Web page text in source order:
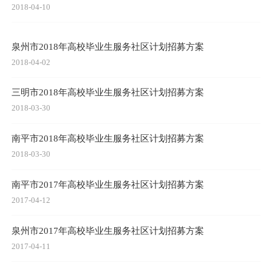
2018-04-10
泉州市2018年高校毕业生服务社区计划招募方案
2018-04-02
三明市2018年高校毕业生服务社区计划招募方案
2018-03-30
南平市2018年高校毕业生服务社区计划招募方案
2018-03-30
南平市2017年高校毕业生服务社区计划招募方案
2017-04-12
泉州市2017年高校毕业生服务社区计划招募方案
2017-04-11